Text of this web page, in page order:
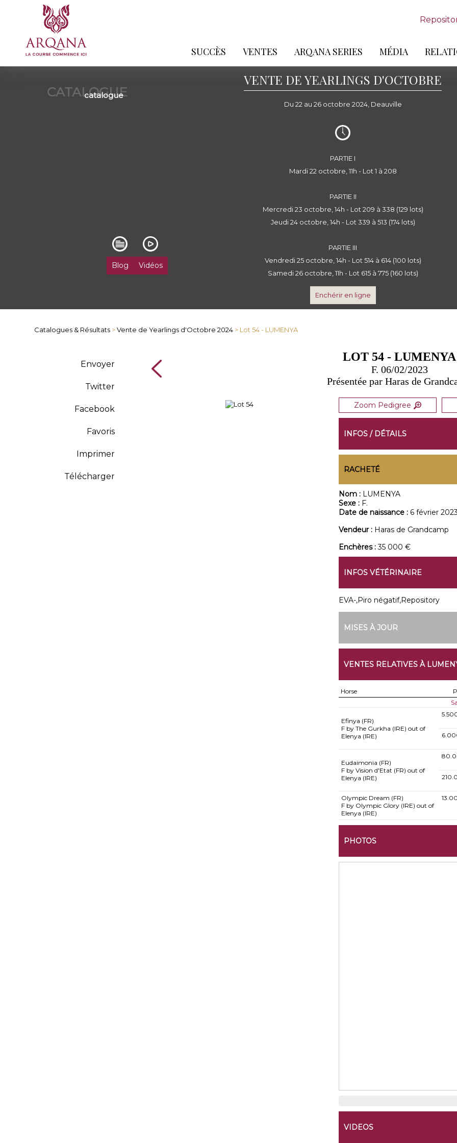
SUCCÈS VENTES ARQANA SERIES MÉDIA
CATALOGUE
catalogue
VENTE DE YEARLINGS D'OCTOBRE
Du 22 au 26 octobre 2024, Deauville
Blog Vidéos
PARTIE I
Mardi 22 octobre, 11h - Lot 1 à 208
PARTIE II
Mercredi 23 octobre, 14h - Lot 209 à 338 (129 lots)
Jeudi 24 octobre, 14h - Lot 339 à 513 (174 lots)
PARTIE III
Vendredi 25 octobre, 14h - Lot 514 à 614 (100 lots)
Samedi 26 octobre, 11h - Lot 615 à 775 (160 lots)
Enchérir en ligne
Catalogues & Résultats >Vente de Yearlings d'Octobre 2024 > Lot 54 - LUMENYA
Envoyer
Twitter
Facebook
Favoris
Imprimer
Télécharger
LOT 54 - LUMENYA
F. 06/02/2023
Présentée par Haras de
Zoom Pedigree
INFOS / DÉTAILS
RACHETÉ
Nom : LUMENYA
Sexe : F.
Date de naissance : 6 février
Vendeur : Haras de Grandcamp
Enchères :35 000 €
INFOS VÉTÉRINAIRE
EVA-,Piro négatif,Repository
MISES À JOUR
VENTES RELATIVES À
Horse
Efinya (FR)
F by The Gurkha (IRE) out of
Elenya (IRE)
Eudaimonia (FR)
F by Vision d'Etat (FR) out of
Elenya (IRE)
Olympic Dream (FR)
F by Olympic Glory (IRE) out of
Elenya (IRE)
PHOTOS
VIDEOS